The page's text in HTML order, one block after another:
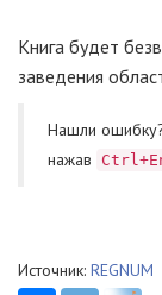
Книга будет
заведения
Нашли
нажав
Источник: REGNUM